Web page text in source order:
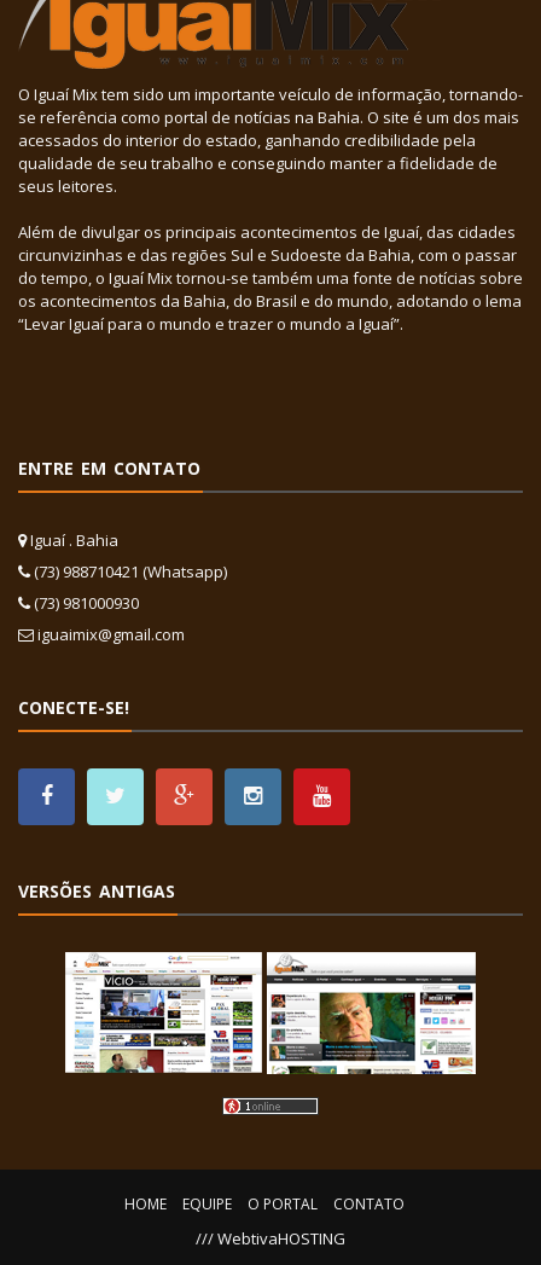
O Iguaí Mix tem sido um importante veículo de informação, tornando-
se referência como portal de notícias na Bahia. O site é um dos mais
acessados do interior do estado, ganhando credibilidade pela
qualidade de seu trabalho e conseguindo manter a fidelidade de
seus leitores.
Além de divulgar os principais acontecimentos de Iguaí, das cidades
circunvizinhas e das regiões Sul e Sudoeste da Bahia, com o passar
do tempo, o Iguaí Mix tornou-se também uma fonte de notícias sobre
os acontecimentos da Bahia, do Brasil e do mundo, adotando o lema
“Levar Iguaí para o mundo e trazer o mundo a Iguaí”.
ENTRE EM CONTATO
Iguaí . Bahia
(73) 988710421 (Whatsapp)
(73) 981000930
iguaimix@gmail.com
CONECTE-SE!
VERSÕES ANTIGAS
HOME EQUIPE O PORTAL CONTATO
/// WebtivaHOSTING